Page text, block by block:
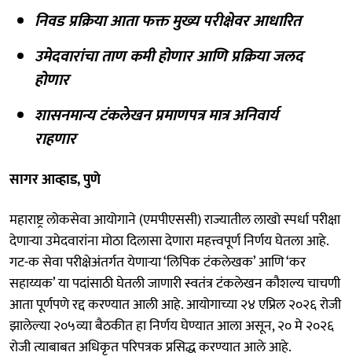
निवड प्रक्रिया आता फक्त मुख्य परीक्षेवर आधारित
उमेदवारांचा ताण कमी होणार आणि प्रक्रिया जलद
होणार
शासनमान्य टंकलेखन प्रमाणपत्र मात्र अनिवार्य
राहणार
सागर आव्हाड, पुणे
महाराष्ट्र लोकसेवा आयोगाने (एमपीएससी) राज्यातील लाखो स्पर्धा परीक्षा
देणाऱ्या उमेदवारांना मोठा दिलासा देणारा महत्त्वपूर्ण निर्णय घेतला आहे.
गट-क सेवा परीक्षेअंतर्गत येणाऱ्या ‘लिपिक टंकलेखक’ आणि ‘कर
सहाय्यक’ या पदांसाठी घेतली जाणारी स्वतंत्र टंकलेखन कौशल्य चाचणी
आता पूर्णपणे रद्द करण्यात आली आहे. आयोगाच्या २४ एप्रिल २०२६ रोजी
झालेल्या २०५व्या बैठकीत हा निर्णय घेण्यात आला असून, २० मे २०२६
रोजी त्याबाबत अधिकृत परिपत्रक प्रसिद्ध करण्यात आले आहे.